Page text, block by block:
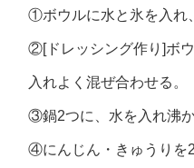
①ボウルに水と氷を入れ
②[ドレッシング作り]ボ
入れよく混ぜ合わせる。
③鍋2つに、水を入れ沸か
④にんじん・きゅうりを